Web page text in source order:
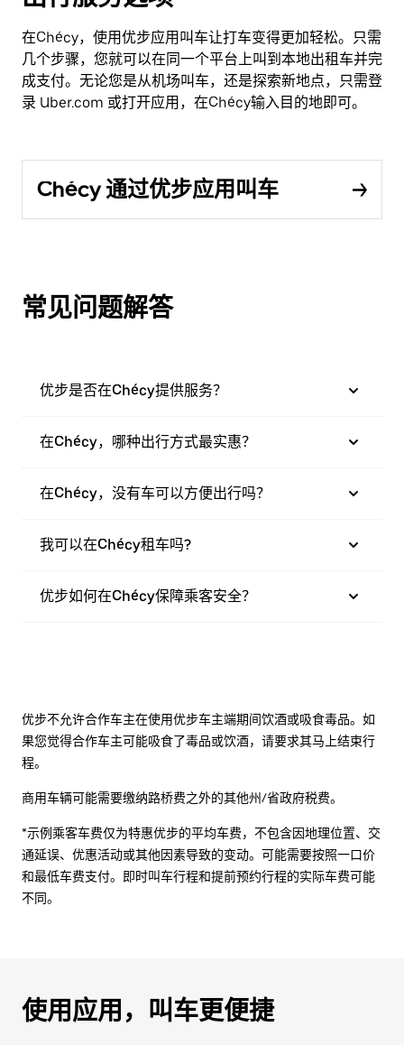
在Chécy，使用优步应用叫车让打车变得更加轻松。只需
几个步骤，您就可以在同一个平台上叫到本地出租车并完
成支付。无论您是从机场叫车，还是探索新地点，只需登
录 Uber.com 或打开应用，在Chécy输入目的地即可。
Chécy 通过优步应用叫车
常见问题解答
优步是否在Chécy提供服务？
在Chécy，哪种出行方式最实惠？
在Chécy，没有车可以方便出行吗？
我可以在Chécy租车吗?
优步如何在Chécy保障乘客安全？
优步不允许合作车主在使用优步车主端期间饮酒或吸食毒品。如
果您觉得合作车主可能吸食了毒品或饮酒，请要求其马上结束行
程。
商用车辆可能需要缴纳路桥费之外的其他州/省政府税费。
*示例乘客车费仅为特惠优步的平均车费，不包含因地理位置、交
通延误、优惠活动或其他因素导致的变动。可能需要按照一口价
和最低车费支付。即时叫车行程和提前预约行程的实际车费可能
不同。
使用应用，叫车更便捷